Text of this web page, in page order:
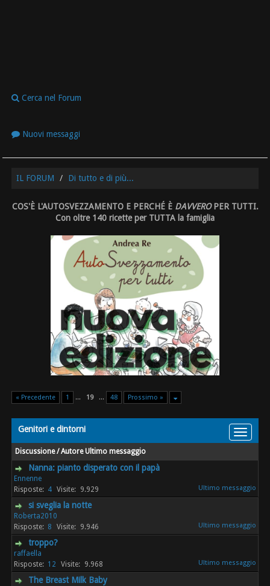
Cerca nel Forum
Nuovi messaggi
IL FORUM Di tutto e di più...
COS'È L'AUTOSVEZZAMENTO E PERCHÉ È DAVVEROPER TUTTI.
Con oltre 140 ricette per TUTTA la famiglia
« Precedente 1 ... 19 ... 48 Prossimo »
Genitori e dintorni
Discussione/Autore Ultimo messaggio
Nanna: pianto disperato con il papà
Ennenne
4
9.929
si sveglia la notte
Roberta2010
8
9.946
troppo?
raffaella
12
9.968
The Breast Milk Baby